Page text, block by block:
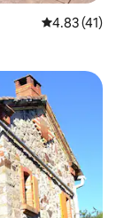
คะแนนเฉลี่ย
4.83 (41)